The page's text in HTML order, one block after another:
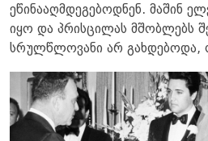
ეწინააღმდეგებოდნენ. მაშინ
იყო და პრისცილას მშობლებს
სრულწლოვანი არ გახდებოდა,